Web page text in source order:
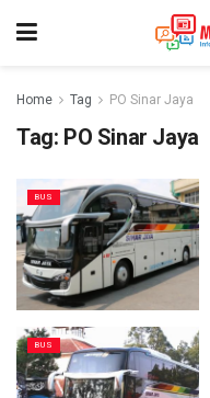
Home Tag PO Sinar Jaya
Tag: PO Sinar Jaya
BUS
BUS